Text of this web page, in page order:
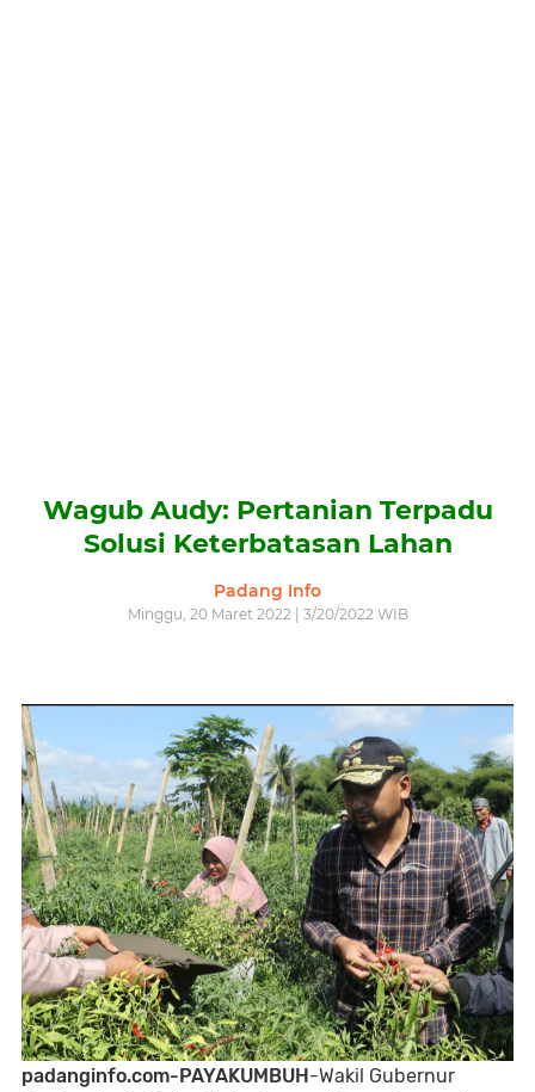
Wagub Audy: Pertanian Terpadu
Solusi Keterbatasan Lahan
Padang Info
Minggu, 20 Maret 2022 | 3/20/2022 WIB
padanginfo.com-PAYAKUMBUH-Wakil Gubernur